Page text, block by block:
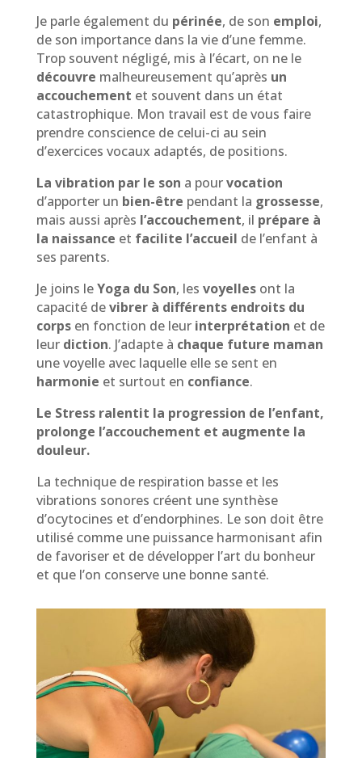
Je parle également du périnée, de son emploi,
de son importance dans la vie d’une femme.
Trop souvent négligé, mis à l’écart, on ne le
découvre malheureusement qu’après un
accouchement et souvent dans un état
catastrophique. Mon travail est de vous faire
prendre conscience de celui-ci au sein
d’exercices vocaux adaptés, de positions.
La vibration par le son a pourvocation
d’apporter un bien-être pendant la grossesse,
mais aussi après l’accouchement, il prépare à
la naissance et facilite l’accueil de l’enfant à
ses parents.
Je joins leYoga du Son, les voyellesont la
capacité devibrer à différents endroits du
corpsen fonction de leur interprétation et de
leur diction. J’adapte à chaque future maman
une voyelle avec laquelle elle se sent en
harmonie et surtout en confiance.
Le Stress ralentit la progression de l’enfant,
prolonge l’accouchement et augmente la
douleur.
La technique de respiration basse et les
vibrations sonores créent une synthèse
d’ocytocines et d’endorphines. Le son doit être
utilisé comme une puissance harmonisant afin
de favoriser et de développer l’art du bonheur
et que l’on conserve une bonne santé.